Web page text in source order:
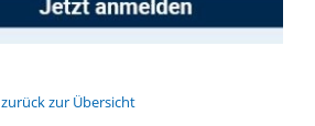
zurück zur Übersicht